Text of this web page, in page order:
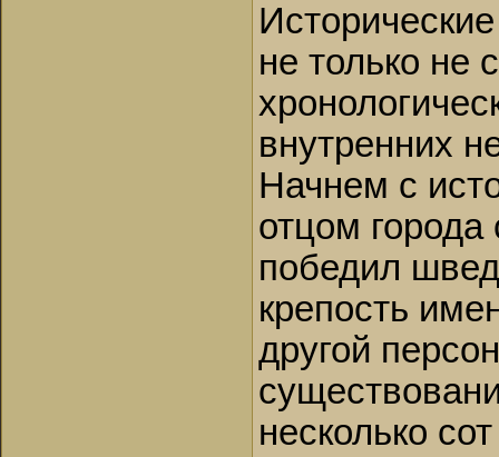
не только не
внутренних
Начнем с
отцом
победил
крепость
другой
несколько